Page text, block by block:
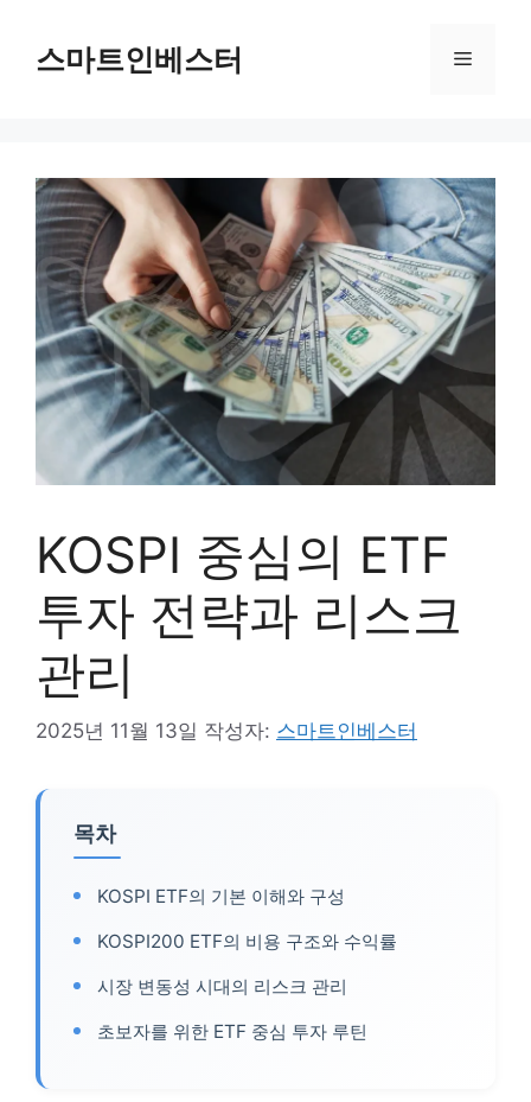
스마트인베스터 메
KOSPI 중심의 ETF
투자 전략과 리스크
관리
2025년 11월 13일 작성자: 스마트인베스터
목차
KOSPI ETF의 기본 이해와 구성
KOSPI200 ETF의 비용 구조와 수익률
시장 변동성 시대의 리스크 관리
초보자를 위한 ETF 중심 투자 루틴